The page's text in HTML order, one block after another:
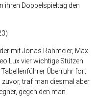
ihren Doppelspieltag den
mit Jonas Rahmeier, Max
Lux vier wichtige Stützen
Überruhr fort.
zuvor, traf man diesmal aber
gegen den man